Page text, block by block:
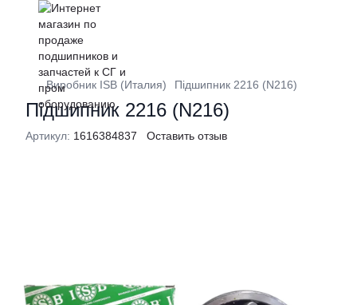
Виробник ISB (Италия) Підшипник 2216 (N216)
Підшипник 2216 (N216)
Артикул: 1616384837 Оставить отзыв